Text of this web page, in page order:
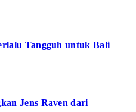
Tangguh untuk Bali
Jens Raven dari